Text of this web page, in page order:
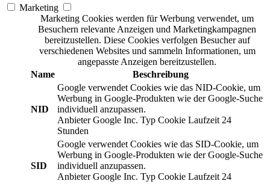
Marketing
Marketing Cookies werden für Werbung verwendet, um
Besuchern relevante Anzeigen und Marketingkampagnen
bereitzustellen. Diese Cookies verfolgen Besucher auf
verschiedenen Websites und sammeln Informationen, um
angepasste Anzeigen bereitzustellen.
Name
Beschreibung
NID
Google verwendet Cookies wie das NID-Cookie, um
Werbung in Google-Produkten wie der Google-Suche
individuell anzupassen.
Anbieter Google Inc. Typ Cookie Laufzeit 24
Stunden
SID
Google verwendet Cookies wie das SID-Cookie, um
Werbung in Google-Produkten wie der Google-Suche
individuell anzupassen.
Anbieter Google Inc. Typ Cookie Laufzeit 24